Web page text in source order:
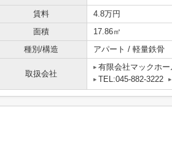
賃料 4.8万円
面積
17.86㎡
種別/構造
アパート / 軽量鉄骨
取扱会社
有限会社マックホ
TEL:045-882-3222